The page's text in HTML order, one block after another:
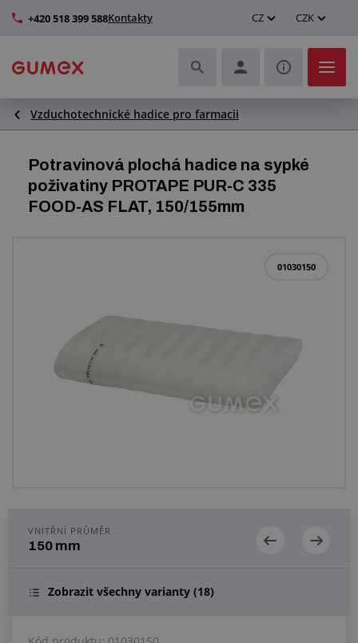
+420 518 399 588Kontakty CZ CZK
Hadice a jejich kompletace
Profily a výroba těsnění
Technické plasty
Další pryžové a plastové výrobky
Centrum poptávek
Vzduchotechnické hadice pro farmacii
Potravinová plochá hadice na sypké
poživatiny PROTAPE PUR-C 335
FOOD-AS FLAT, 150/155mm
01030150
VNITŘNÍ PRŮMĚR
150 mm
Zobrazit všechny varianty (18)